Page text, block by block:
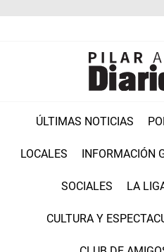
ÚLTIMAS NOTICIAS
LOCALES INFORMACIÓN
SOCIALES LA
CULTURA Y